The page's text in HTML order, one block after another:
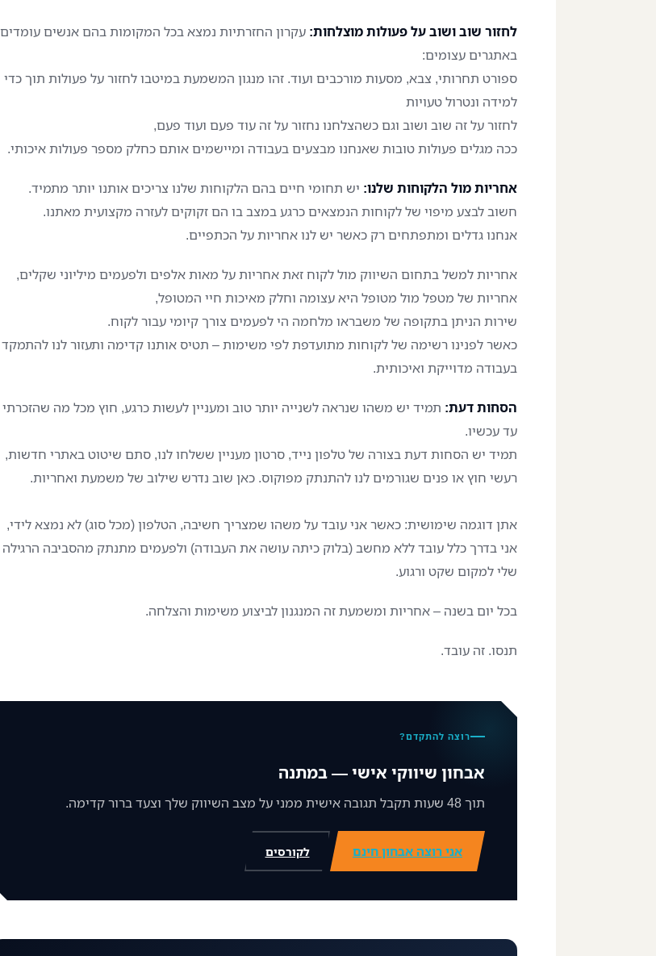
לחזור שוב ושוב על פעולות מוצלחות: עקרון החזרתיות נמצא בכל המקומות בהם אנשים עומדים
באתגרים עצומים:
ספורט תחרותי, צבא, מסעות מורכבים ועוד. זהו מנגון המשמעת במיטבו לחזור על פעולות תוך כדי
למידה ונטרול טעויות
לחזור על זה שוב ושוב וגם כשהצלחנו נחזור על זה עוד פעם ועוד פעם,
ככה מגלים פעולות טובות שאנחנו מבצעים בעבודה ומיישמים אותם כחלק מספר פעולות איכותי.
אחריות מול הלקוחות שלנו: יש תחומי חיים בהם הלקוחות שלנו צריכים אותנו יותר מתמיד.
חשוב לבצע מיפוי של לקוחות הנמצאים כרגע במצב בו הם זקוקים לעזרה מקצועית מאתנו.
אנחנו גדלים ומתפתחים רק כאשר יש לנו אחריות על הכתפיים.
אחריות למשל בתחום השיווק מול לקוח זאת אחריות על מאות אלפים ולפעמים מיליוני שקלים,
אחריות של מטפל מול מטופל היא עצומה וחלק מאיכות חיי המטופל,
שירות הניתן בתקופה של משבראו מלחמה הי לפעמים צורך קיומי עבור לקוח.
כאשר לפנינו רשימה של לקוחות מתועדפת לפי משימות – תטיס אותנו קדימה ותעזור לנו להתמקד
בעבודה מדוייקת ואיכותית.
הסחות דעת: תמיד יש משהו שנראה לשנייה יותר טוב ומעניין לעשות כרגע, חוץ מכל מה שהזכרתי
עד עכשיו.
תמיד יש הסחות דעת בצורה של טלפון נייד, סרטון מעניין ששלחו לנו, סתם שיטוט באתרי חדשות,
רעשי חוץ או פנים שגורמים לנו להתנתק מפוקוס. כאן שוב נדרש שילוב של משמעת ואחריות.
אתן דוגמה שימושית: כאשר אני עובד על משהו שמצריך חשיבה, הטלפון (מכל סוג) לא נמצא לידי,
אני בדרך כלל עובד ללא מחשב (בלוק כיתה עושה את העבודה) ולפעמים מתנתק מהסביבה הרגילה
שלי למקום שקט ורגוע.
בכל יום בשנה – אחריות ומשמעת זה המנגנון לביצוע משימות והצלחה.
תנסו. זה עובד.
רוצה להתקדם?
אבחון שיווקי אישי — במתנה
תוך 48 שעות תקבל תגובה אישית ממני על מצב השיווק שלך וצעד ברור קדימה.
אני רוצה אבחון חינם לקורסים